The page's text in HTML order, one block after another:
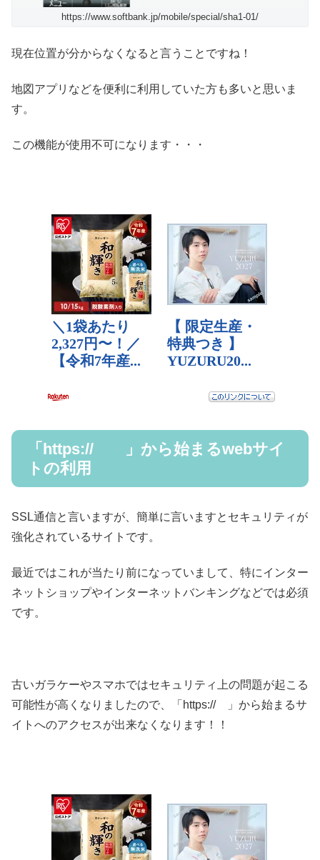
https://www.softbank.jp/mobile/special/sha1-01/
現在位置が分からなくなると言うことですね！
地図アプリなどを便利に利用していた方も多いと思いま
す。
この機能が使用不可になります・・・
「https:// 」から始まるwebサイ
トの利用
SSL通信と言いますが、簡単に言いますとセキュリティが
強化されているサイトです。
最近ではこれが当たり前になっていまして、特にインター
ネットショップやインターネットバンキングなどでは必須
です。
古いガラケーやスマホではセキュリティ上の問題が起こる
可能性が高くなりましたので、「https:// 」から始まるサ
イトへのアクセスが出来なくなります！！